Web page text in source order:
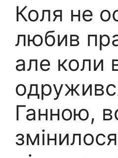
Коля не
любив
але коли
Ганною,